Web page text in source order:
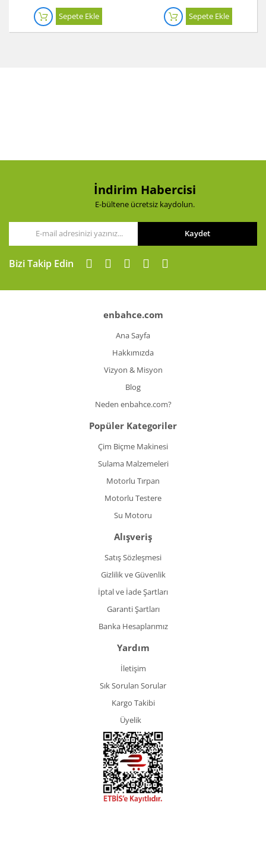
Sepete Ekle Sepete Ekle
İndirim Habercisi
E-bültene ücretsiz kaydolun.
Kaydet
Bizi Takip Edin
enbahce.com
Ana Sayfa
Hakkımızda
Vizyon & Misyon
Blog
Neden enbahce.com?
Popüler Kategoriler
Çim Biçme Makinesi
Sulama Malzemeleri
Motorlu Tırpan
Motorlu Testere
Su Motoru
Alışveriş
Satış Sözleşmesi
Gizlilik ve Güvenlik
İptal ve İade Şartları
Garanti Şartları
Banka Hesaplarımız
Yardım
İletişim
Sık Sorulan Sorular
Kargo Takibi
Üyelik